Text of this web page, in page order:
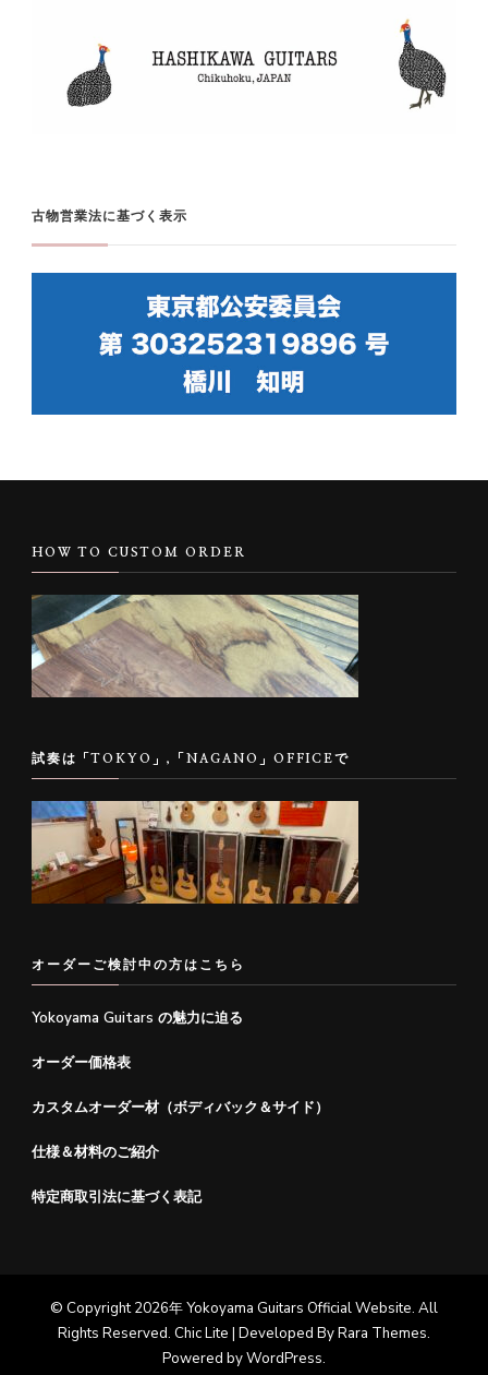
古物営業法に基づく表示
HOW TO CUSTOM ORDER
試奏は「TOKYO」,「NAGANO」OFFICEで
オーダーご検討中の方はこちら
Yokoyama Guitars の魅力に迫る
オーダー価格表
カスタムオーダー材（ボディバック＆サイド）
仕様＆材料のご紹介
特定商取引法に基づく表記
© Copyright 2026年Yokoyama Guitars Official Website. All
Rights Reserved. Chic Lite | Developed ByRara Themes.
Powered byWordPress.